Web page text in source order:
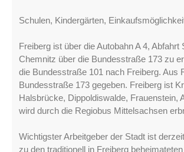
Schulen, Kindergärten,
Freiberg ist über die Autobahn A 4,
Chemnitz über die Bundesstraße 173 zu
die Bundesstraße 101 nach Freiberg. Aus
Bundesstraße 173 gegeben. Freiberg ist
Halsbrücke, Dippoldiswalde, Frauenstein,
wird durch die Regiobus Mittelsachsen
Wichtigster Arbeitgeber der Stadt ist
zu den traditionell in Freiberg